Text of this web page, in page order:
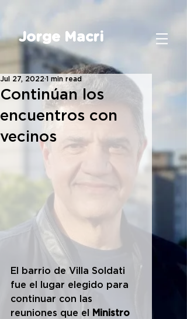
Jorge Macri
Continúan los
encuentros con
vecinos
Jul 27, 2022 1 min read
El barrio de Villa Soldati
fue el lugar elegido para
continuar con las
reuniones que el
Ministro